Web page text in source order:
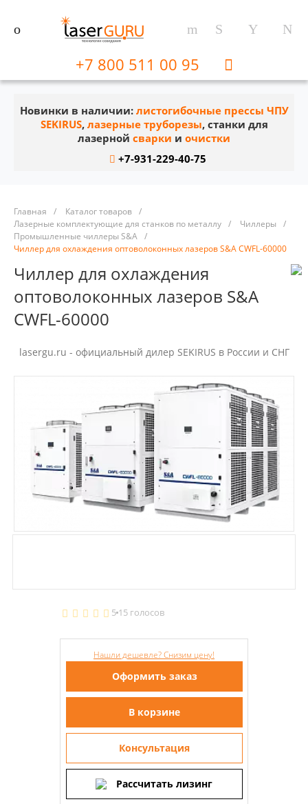
+7 800 511 00 95
Новинки в наличии: листогибочные прессы ЧПУ
SEKIRUS, лазерные труборезы, станки для
лазерной сварки и очистки
+7-931-229-40-75
Главная / Каталог товаров /
Лазерные комплектующие для станков по металлу / Чиллеры
/
Промышленные чиллеры S&A /
Чиллер для охлаждения оптоволоконных лазеров S&A CWFL-60000
Чиллер для охлаждения
оптоволоконных лазеров S&A
CWFL-60000
lasergu.ru - официальный дилер SEKIRUS в России и СНГ
5 15 голосов
Нашли дешевле? Снизим цену!
Оформить заказ
В корзине
Консультация
Рассчитать лизинг